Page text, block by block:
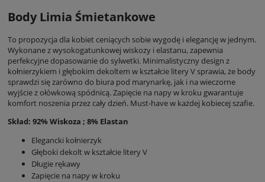
Body Limia Śmietankowe
To propozycja dla kobiet ceniących sobie wygodę i elegancję w jednym.
Wykonane z wysokogatunkowej wiskozy i elastanu, zapewnia
perfekcyjne dopasowanie do sylwetki. Minimalistyczny design z
kołnierzykiem i głębokim dekoltem w kształcie litery V sprawia, że body
sprawdzi się zarówno do biura pod marynarkę, jak i na wieczorne
wyjście z ołówkową spódnicą. Zapięcie na napy w kroku gwarantuje
komfort noszenia przez cały dzień. Must-have w każdej kobiecej szafie.
Skład: 92% Wiskoza ; 8% Elastan
Elegancki kołnierzyk
Głęboki dekolt w kształcie litery V
Długie rękawy
Zapięcie na napy w kroku